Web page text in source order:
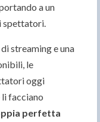
a un
spettatori.
streaming e una
le
oggi
facciano
perfetta